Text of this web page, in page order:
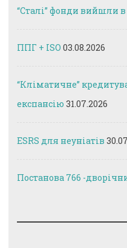
“Сталі” фонди вийшли
ППГ + ISO 03.08.2026
“Кліматичне”
експансію 31.07.2026
ESRS для неуніатів
Постанова 766 -